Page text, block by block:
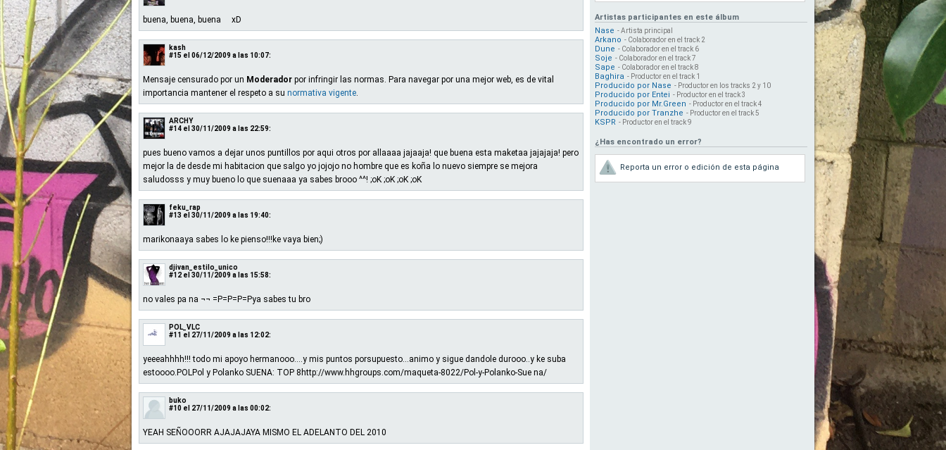
buena, buena, buena xD
kash
#15 el 06/12/2009 a las 10:07:
Mensaje censurado por un Moderador por infringir las normas. Para navegar por una mejor web, es de vital
importancia mantener el respeto a su normativa vigente.
ARCHY
#14 el 30/11/2009 a las 22:59:
pues bueno vamos a dejar unos puntillos por aqui otros por allaaaa jajaaja! que buena esta maketaa jajajaja! pero
mejor la de desde mi habitacion que salgo yo jojojo no hombre que es koña lo nuevo siempre se mejora
saludosss y muy bueno lo que suenaaa ya sabes brooo ^^! ;oK ;oK ;oK ;oK
feku_rap
#13 el 30/11/2009 a las 19:40:
marikonaaya sabes lo ke pienso!!!ke vaya bien;)
djivan_estilo_unico
#12 el 30/11/2009 a las 15:58:
no vales pa na ¬¬ =P=P=P=Pya sabes tu bro
POL_VLC
#11 el 27/11/2009 a las 12:02:
yeeeahhhh!!! todo mi apoyo hermanooo....y mis puntos porsupuesto...animo y sigue dandole durooo..y ke suba
estoooo.POLPol y Polanko SUENA: TOP 8http://www.hhgroups.com/maqueta-8022/Pol-y-Polanko-Sue na/
buko
#10 el 27/11/2009 a las 00:02:
YEAH SEÑOOORR AJAJAJAYA MISMO EL ADELANTO DEL 2010
Artistas participantes en este álbum
Nase - Artista principal
Arkano - Colaborador en el track 2
Dune - Colaborador en el track 6
Soje - Colaborador en el track 7
Sape - Colaborador en el track 8
Baghira - Productor en el track 1
Producido por Nase - Productor en los tracks 2 y 10
Producido por Entei - Productor en el track 3
Producido por Mr.Green - Productor en el track 4
Producido por Tranzhe - Productor en el track 5
KSPR - Productor en el track 9
¿Has encontrado un error?
Reporta un error o edición de esta página